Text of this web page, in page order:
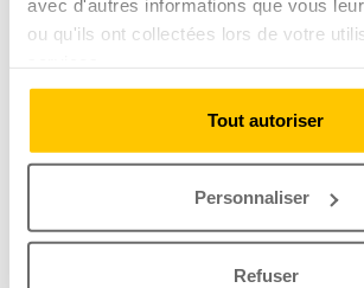
avec d'autres informations que vous
ou qu'ils ont collectées lors de votre
Tout autoriser
Personnaliser
Refuser